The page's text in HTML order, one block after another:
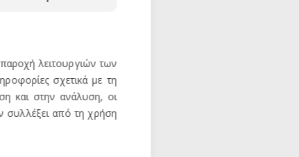
λειτουργιών των
σχετικά με τη
και στην ανάλυση, οι
συλλέξει από τη χρήση